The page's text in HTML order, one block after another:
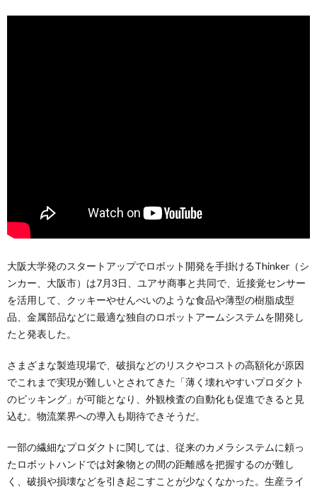
大阪大学発のスタートアップでロボット開発を手掛けるThinker（シ
ンカー、大阪市）は7月3日、ユアサ商事と共同で、近接覚センサー
を活用して、クッキーやせんべいのような食品や薄型の樹脂成型
品、金属部品などに最適な独自のロボットアームシステムを開発し
たと発表した。
さまざまな製造現場で、破損などのリスクやコストの高額化が原因
でこれまで実現が難しいとされてきた「薄く壊れやすいプロダクト
のピッキング」が可能となり、外観検査の自動化も促進できると見
込む。物流業界への導入も期待できそうだ。
一部の繊細なプロダクトに関しては、従来のカメラシステムに頼っ
たロボットハンドでは対象物との間の距離感を把握するのが難し
く、破損や損壊などを引き起こすことが少なくなかった。生産ライ